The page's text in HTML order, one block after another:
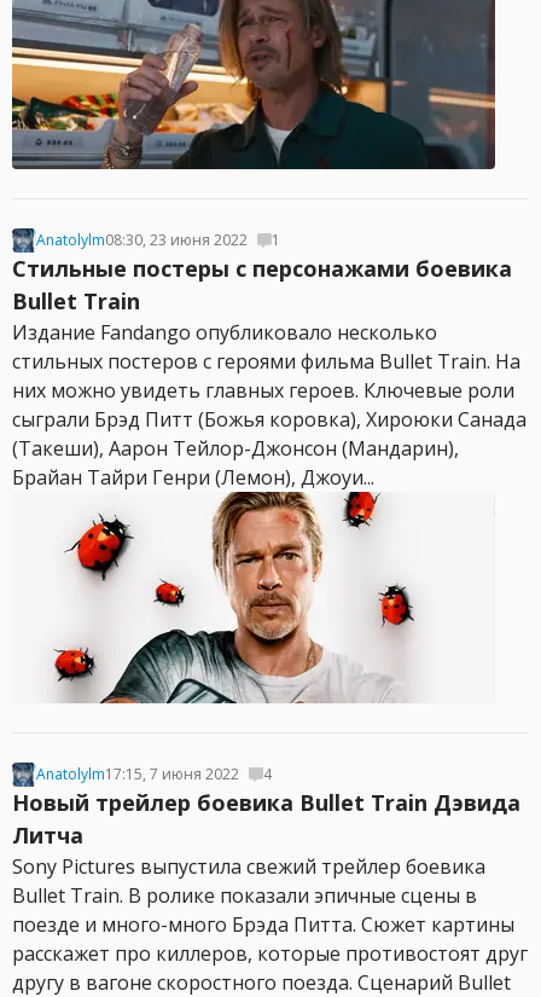
Anatolylm08:30, 23 июня 2022 1
Стильные постеры с персонажами боевика
Bullet Train
Издание Fandango опубликовало несколько
стильных постеров с героями фильма Bullet Train. На
них можно увидеть главных героев. Ключевые роли
сыграли Брэд Питт (Божья коровка), Хироюки Санада
(Такеши), Аарон Тейлор-Джонсон (Мандарин),
Брайан Тайри Генри (Лемон), Джоуи...
Anatolylm17:15, 7 июня 2022 4
Новый трейлер боевика Bullet Train Дэвида
Литча
Sony Pictures выпустила свежий трейлер боевика
Bullet Train. В ролике показали эпичные сцены в
поезде и много-много Брэда Питта. Сюжет картины
расскажет про киллеров, которые противостоят друг
другу в вагоне скоростного поезда. Сценарий Bullet